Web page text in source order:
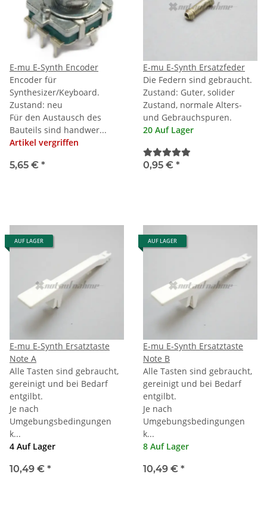
E-mu E-Synth Encoder
Encoder für
Synthesizer/Keyboard.
Zustand: neu
Für den Austausch des
Bauteils sind handwer...
Artikel vergriffen
5,65 € *
E-mu E-Synth Ersatzfeder
Die Federn sind gebraucht.
Zustand: Guter, solider
Zustand, normale Alters-
und Gebrauchspuren.
20 Auf Lager
0,95 € *
AUF LAGER
E-mu E-Synth Ersatztaste
Note A
Alle Tasten sind gebraucht,
gereinigt und bei Bedarf
entgilbt.
Je nach
Umgebungsbedingungen
k...
4 Auf Lager
10,49 € *
AUF LAGER
E-mu E-Synth Ersatztaste
Note B
Alle Tasten sind gebraucht,
gereinigt und bei Bedarf
entgilbt.
Je nach
Umgebungsbedingungen
k...
8 Auf Lager
10,49 € *